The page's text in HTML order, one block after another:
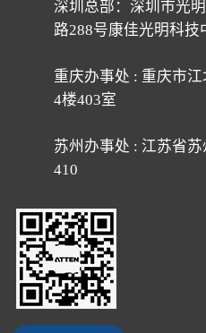
深圳总部：深圳市光
路288号康佳光明科技
重庆办事处 : 重庆市
4楼403室
苏州办事处 : 江苏省
410